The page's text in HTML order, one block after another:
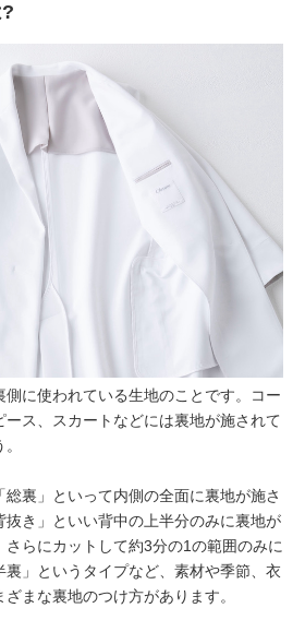
側に使われている生地のことです。コー
ース、スカートなどには裏地が施されて
裏」といって内側の全面に裏地が施さ
き」といい背中の上半分のみに裏地が
らにカットして約3分の1の範囲のみに
裏」というタイプなど、素材や季節、衣
まな裏地のつけ方があります。